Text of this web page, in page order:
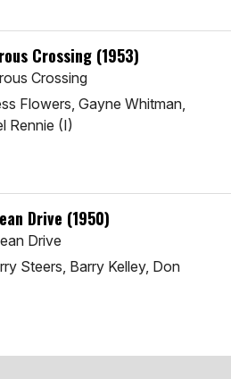
Crossing (1953)
Crossing
Flowers, Gayne Whitman,
Rennie (I)
Drive (1950)
Drive
Steers, Barry Kelley, Don